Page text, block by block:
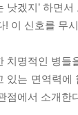
낫겠지’ 하면
! 이 신호를 무
치명적인 병들
있는 면역력에
점에서 소개한